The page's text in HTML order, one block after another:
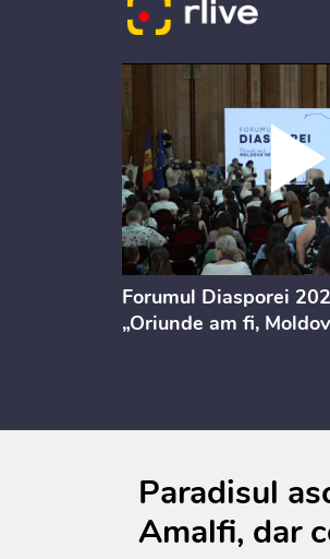
Forumul Diasporei
„Oriunde am fi,
Paradisul
Amalfi, dar